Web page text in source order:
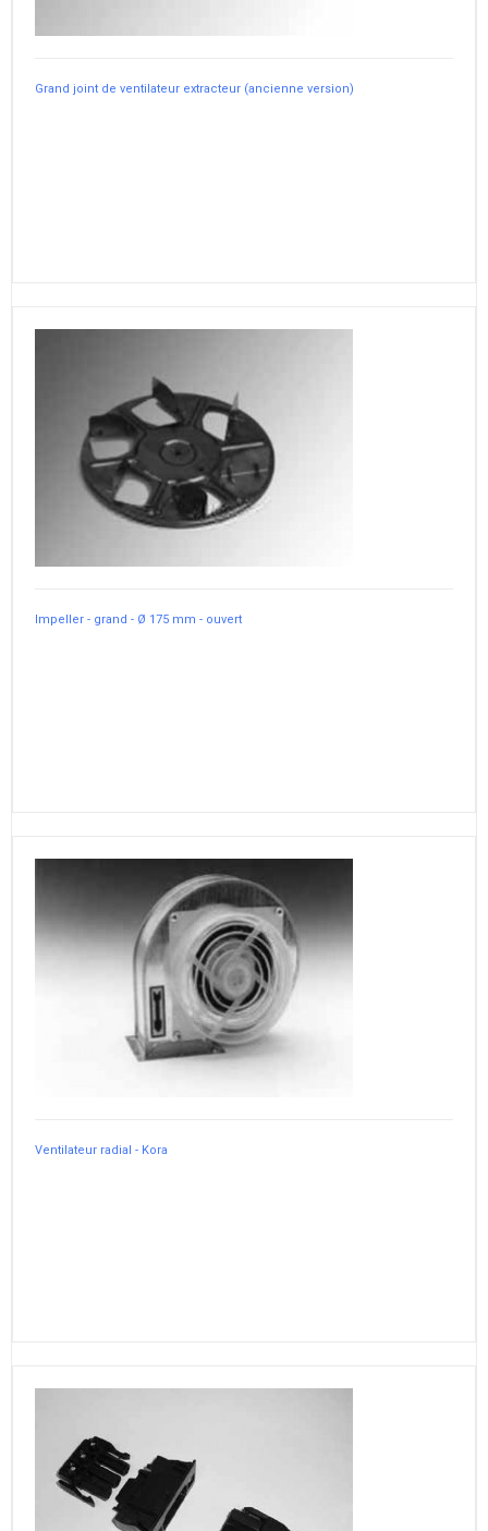
Grand joint de ventilateur extracteur (ancienne version)
Impeller - grand - Ø 175 mm - ouvert
Ventilateur radial - Kora